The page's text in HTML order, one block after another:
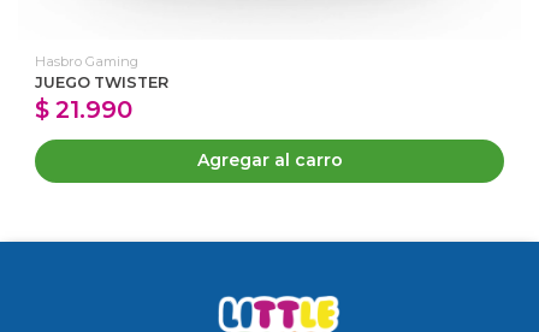
Hasbro Gaming
JUEGO TWISTER
$ 21.990
Agregar al carro